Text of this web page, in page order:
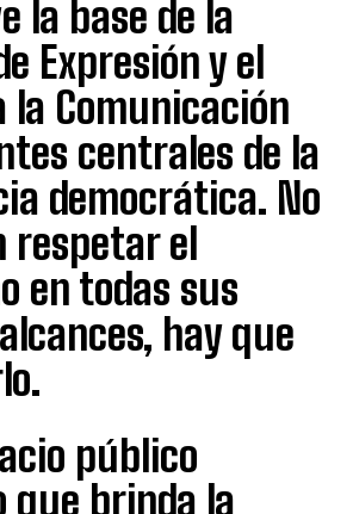
la base de la
Expresión y el
la Comunicación
centrales de la
democrática. No
respetar el
en todas sus
hay que
público
que brinda la